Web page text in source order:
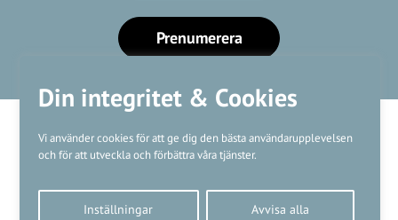
Din integritet & Cookies
Vi använder cookies för att ge dig den bästa användarupplevelsen
och för att utveckla och förbättra våra tjänster.
Inställningar Avvisa alla
Prenumerera